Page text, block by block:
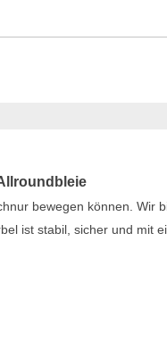
bewegen können. Wir
ist stabil, sicher und mit